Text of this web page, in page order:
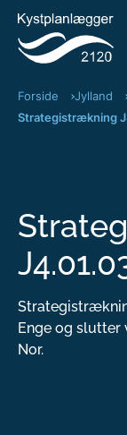
Forside Jylland
Strategistrækning
Enge og
Nor.